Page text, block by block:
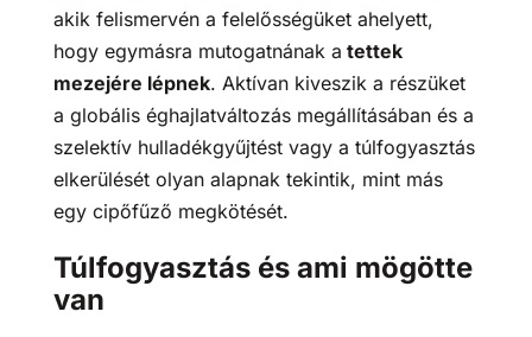
akik felismervén a felelősségüket ahelyett,
hogy egymásra mutogatnának a tettek
mezejére lépnek. Aktívan kiveszik a részüket
a globális éghajlatváltozás megállításában és a
szelektív hulladékgyűjtést vagy a túlfogyasztás
elkerülését olyan alapnak tekintik, mint más
egy cipőfűző megkötését.
Túlfogyasztás és ami mögötte
van